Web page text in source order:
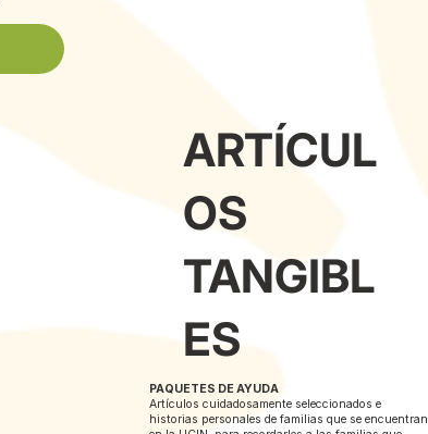
ARTÍCUL
OS
TANGIBL
ES
PAQUETES DE AYUDA
Artículos cuidadosamente seleccionados e
historias personales de familias que se encuentran